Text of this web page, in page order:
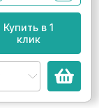
Купить в 1
клик